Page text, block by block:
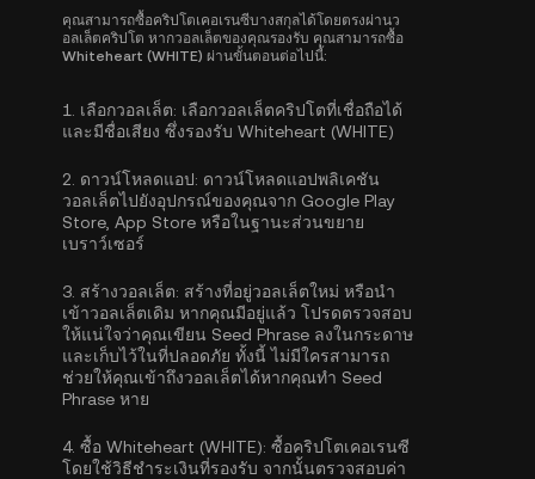
คุณสามารถซื้อคริปโตเคอเรนซีบางสกุลได้โดยตรงผ่านว
อลเล็ตคริปโต หากวอลเล็ตของคุณรองรับ คุณสามารถซื้อ
Whiteheart (WHITE) ผ่านขั้นตอนต่อไปนี้:
1. เลือกวอลเล็ต: เลือกวอลเล็ตคริปโตที่เชื่อถือได้
และมีชื่อเสียง ซึ่งรองรับ Whiteheart (WHITE)
2. ดาวน์โหลดแอป: ดาวน์โหลดแอปพลิเคชัน
วอลเล็ตไปยังอุปกรณ์ของคุณจาก Google Play
Store, App Store หรือในฐานะส่วนขยาย
เบราว์เซอร์
3. สร้างวอลเล็ต: สร้างที่อยู่วอลเล็ตใหม่ หรือนำ
เข้าวอลเล็ตเดิม หากคุณมีอยู่แล้ว โปรดตรวจสอบ
ให้แน่ใจว่าคุณเขียน Seed Phrase ลงในกระดาษ
และเก็บไว้ในที่ปลอดภัย ทั้งนี้ ไม่มีใครสามารถ
ช่วยให้คุณเข้าถึงวอลเล็ตได้หากคุณทำ Seed
Phrase หาย
4. ซื้อ Whiteheart (WHITE): ซื้อคริปโตเคอเรนซี
โดยใช้วิธีชำระเงินที่รองรับ จากนั้นตรวจสอบค่า